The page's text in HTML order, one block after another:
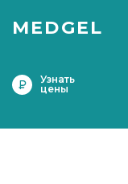
MEDGEL
Узнать
цены